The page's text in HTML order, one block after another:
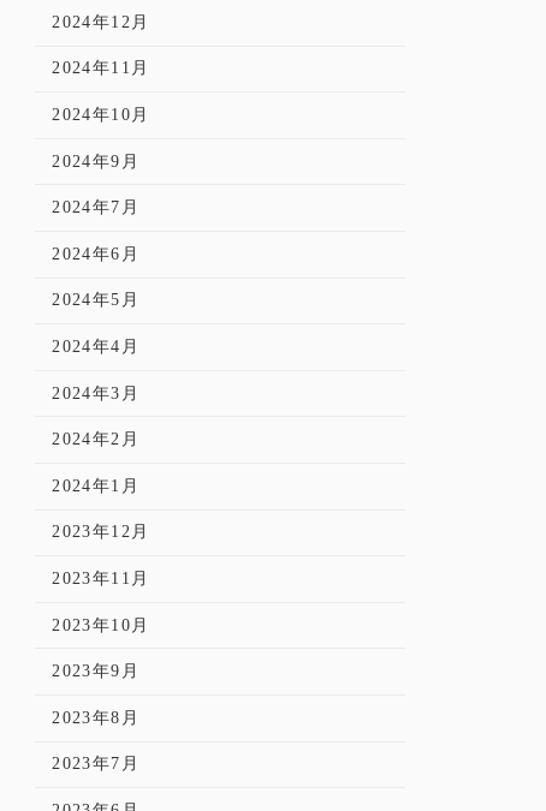
2024年12月
2024年11月
2024年10月
2024年9月
2024年7月
2024年6月
2024年5月
2024年4月
2024年3月
2024年2月
2024年1月
2023年12月
2023年11月
2023年10月
2023年9月
2023年8月
2023年7月